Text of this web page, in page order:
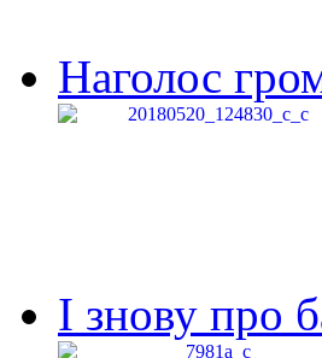
Наголос
І знову про